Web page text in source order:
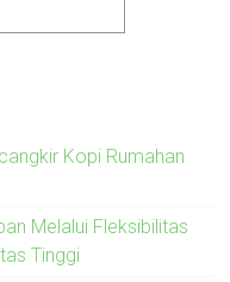
Kopi Rumahan
Melalui Fleksibilitas
Tinggi